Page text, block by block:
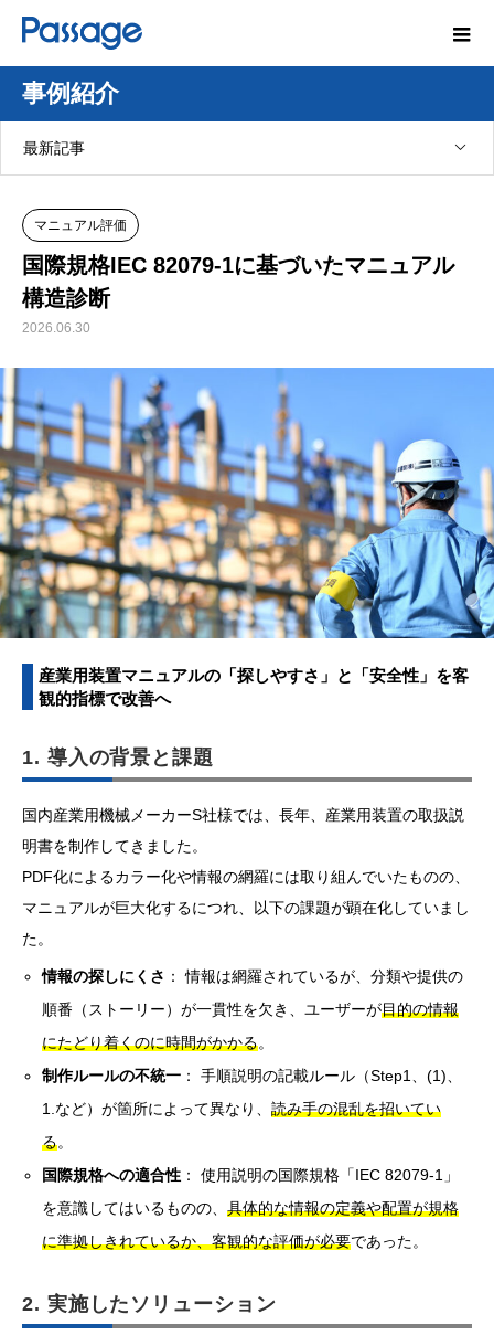
事例紹介
最新記事
マニュアル評価
国際規格IEC 82079-1に基づいたマニュアル
構造診断
2026.06.30
産業用装置マニュアルの「探しやすさ」と「安全性」を客
観的指標で改善へ
1. 導入の背景と課題
国内産業用機械メーカーS社様では、長年、産業用装置の取扱説
明書を制作してきました。
PDF化によるカラー化や情報の網羅には取り組んでいたものの、
マニュアルが巨大化するにつれ、以下の課題が顕在化していまし
た。
情報の探しにくさ ： 情報は網羅されているが、分類や提供の
順番（ストーリー）が一貫性を欠き、ユーザーが目的の情報
にたどり着くのに時間がかかる。
制作ルールの不統一 ： 手順説明の記載ルール（Step1、(1)、
1.など）が箇所によって異なり、読み手の混乱を招いてい
る。
国際規格への適合性 ： 使用説明の国際規格「IEC 82079-1」
を意識してはいるものの、具体的な情報の定義や配置が規格
に準拠しきれているか、客観的な評価が必要であった。
2. 実施したソリューション